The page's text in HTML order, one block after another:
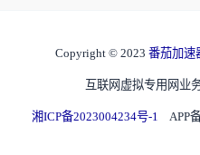
Copyright © 2023 番茄加速
互联网虚拟专用网业
湘ICP备2023004234号-1 APP